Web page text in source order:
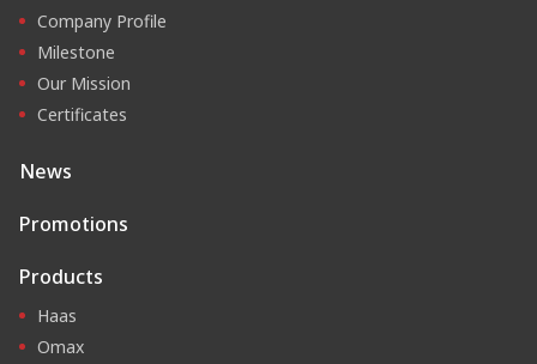
Company Profile
Milestone
Our Mission
Certificates
News
Promotions
Products
Haas
Omax